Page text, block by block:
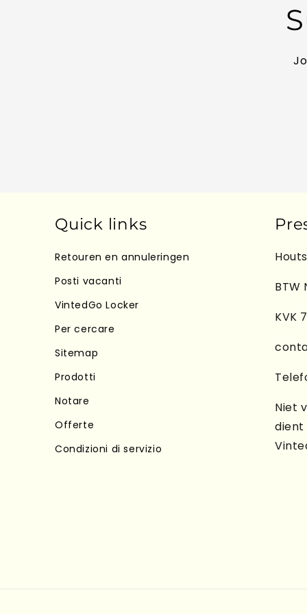
Quick links
Retouren en annuleringen
Posti vacanti
VintedGo Locker
Per cercare
Sitemap
Prodotti
Notare
Offerte
Condizioni di servizio
BTW
KVK
Niet